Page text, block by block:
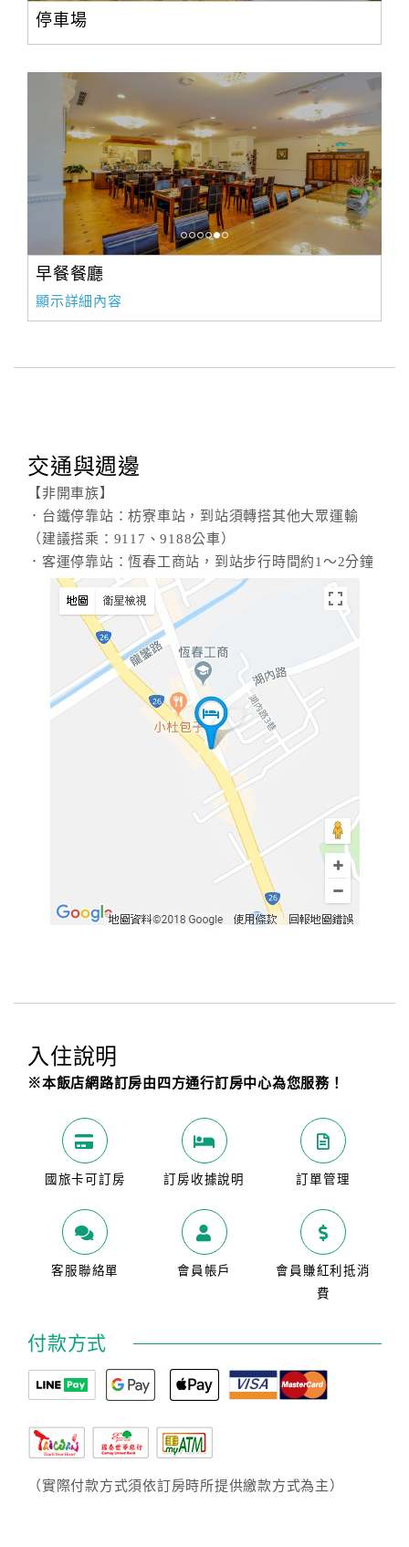
停車場
早餐餐廳
顯示詳細內容
交通與週邊
【非開車族】
．台鐵停靠站：枋寮車站，到站須轉搭其他大眾運輸
（建議搭乘：9117、9188公車）
．客運停靠站：恆春工商站，到站步行時間約1～2分鐘
入住說明
※本飯店網路訂房由四方通行訂房中心為您服務！
國旅卡可訂房 訂房收據說明 訂單管理
客服聯絡單 會員帳戶
會員賺紅利抵消
費
付款方式
（實際付款方式須依訂房時所提供繳款方式為主）